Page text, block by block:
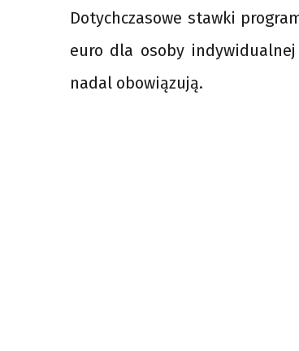
Dotychczasowe stawki
euro dla osoby
nadal obowiązują.